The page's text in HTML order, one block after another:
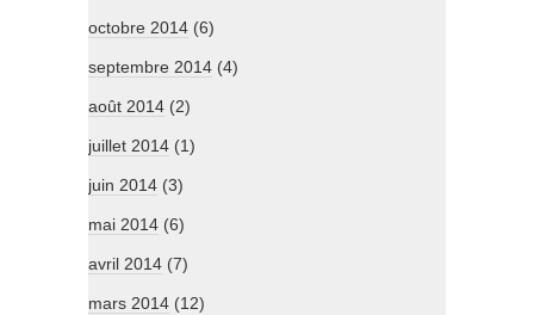
octobre 2014 (6)
septembre 2014 (4)
août 2014 (2)
juillet 2014 (1)
juin 2014 (3)
mai 2014 (6)
avril 2014 (7)
mars 2014 (12)